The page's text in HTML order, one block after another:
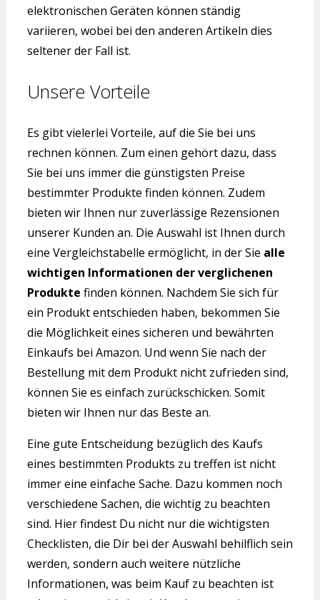
elektronischen Geräten können ständig
variieren, wobei bei den anderen Artikeln dies
seltener der Fall ist.
Unsere Vorteile
Es gibt vielerlei Vorteile, auf die Sie bei uns
rechnen können. Zum einen gehört dazu, dass
Sie bei uns immer die günstigsten Preise
bestimmter Produkte finden können. Zudem
bieten wir Ihnen nur zuverlässige Rezensionen
unserer Kunden an. Die Auswahl ist Ihnen durch
eine Vergleichstabelle ermöglicht, in der Sie alle
wichtigen Informationen der verglichenen
Produkte finden können. Nachdem Sie sich für
ein Produkt entschieden haben, bekommen Sie
die Möglichkeit eines sicheren und bewährten
Einkaufs bei Amazon. Und wenn Sie nach der
Bestellung mit dem Produkt nicht zufrieden sind,
können Sie es einfach zurückschicken. Somit
bieten wir Ihnen nur das Beste an.
Eine gute Entscheidung bezüglich des Kaufs
eines bestimmten Produkts zu treffen ist nicht
immer eine einfache Sache. Dazu kommen noch
verschiedene Sachen, die wichtig zu beachten
sind. Hier findest Du nicht nur die wichtigsten
Checklisten, die Dir bei der Auswahl behilflich sein
werden, sondern auch weitere nützliche
Informationen, was beim Kauf zu beachten ist